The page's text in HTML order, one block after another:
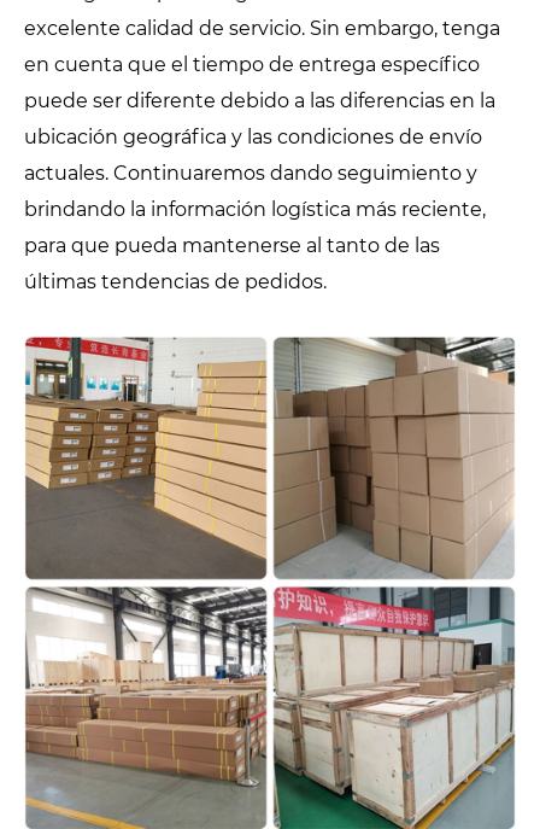
excelente calidad de servicio. Sin embargo, tenga
en cuenta que el tiempo de entrega específico
puede ser diferente debido a las diferencias en la
ubicación geográfica y las condiciones de envío
actuales. Continuaremos dando seguimiento y
brindando la información logística más reciente,
para que pueda mantenerse al tanto de las
últimas tendencias de pedidos.